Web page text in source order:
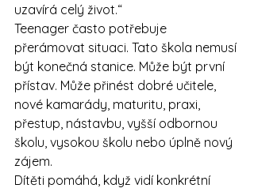
uzavírá celý život.“
Teenager často potřebuje
přerámovat situaci. Tato škola nemusí
být konečná stanice. Může být první
přístav. Může přinést dobré učitele,
nové kamarády, maturitu, praxi,
přestup, nástavbu, vyšší odbornou
školu, vysokou školu nebo úplně nový
zájem.
Dítěti pomáhá, když vidí konkrétní